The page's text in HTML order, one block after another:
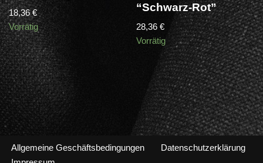
18,36€
Vorrätig
“Schwarz-Rot”
28,36€
Vorrätig
Allgemeine Geschäftsbedingungen
Datenschutzerklärung